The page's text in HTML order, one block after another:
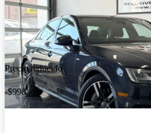
Precio reducido
-$998